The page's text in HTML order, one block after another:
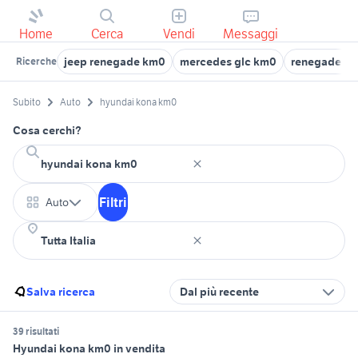
Home Cerca Vendi Messaggi
Ricerche jeep renegade km0 mercedes glc km0 renegade
Subito Auto hyundai kona km0
Cosa cerchi?
Auto Filtri
Salva ricerca Dal più recente
39 risultati
Hyundai kona km0 in vendita